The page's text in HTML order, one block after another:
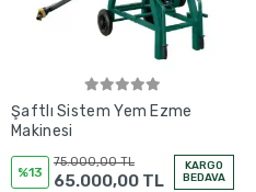
Şaftlı Sistem Yem Ezme
Makinesi
%13
75.000,00 TL
65.000,00 TL
KARGO
BEDAVA